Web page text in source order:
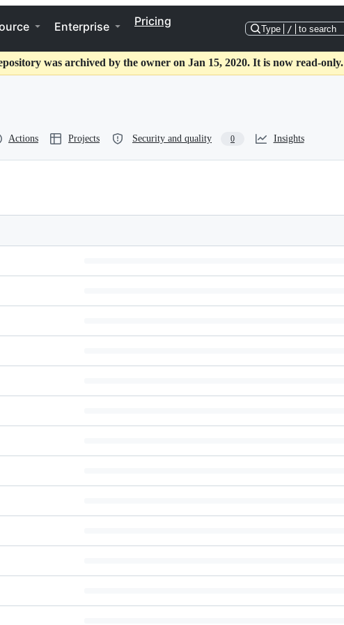
Enterprise Pricing
Type / to search
was archived by the owner on Jan 15, 2020. It is now read-only.
Actions Projects Security and quality 0 Insights